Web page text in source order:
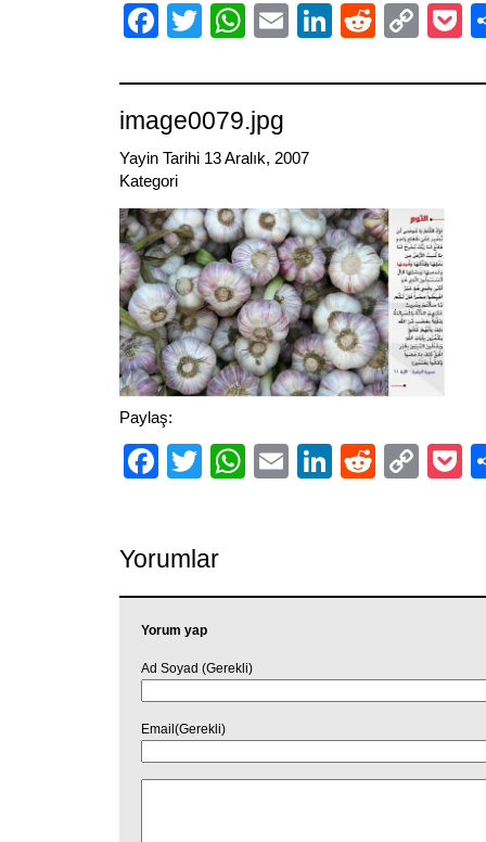
Facebook
TwitterWhatsApp
EmailLinkedIn
Reddit
image0079.jpg
Yayin Tarihi 13 Aralık, 2007
Kategori
Paylaş:
Facebook
TwitterWhatsApp
EmailLinkedIn
Reddit
Yorumlar
Yorum yap
Ad Soyad (Gerekli)
Email(Gerekli)